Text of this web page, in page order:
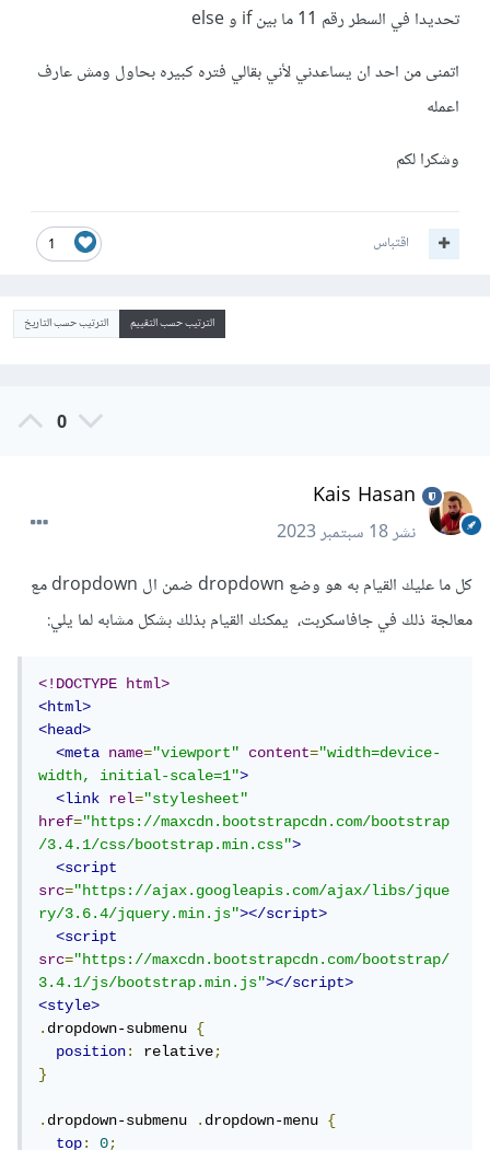
تحديدا في السطر رقم 11 ما بين if و else
اتمنى من احد ان يساعدني لأني بقالي فتره كبيره بحاول ومش عارف
اعمله
وشكرا لكم
1 اقتباس
الترتيب حسب التقييم الترتيب حسب التاريخ
0
Kais Hasan
نشر18 سبتمبر 2023
كل ما عليك القيام به هو وضع dropdown ضمن ال dropdown مع
معالجة ذلك في جافاسكربت، يمكنك القيام بذلك بشكل مشابه لما يلي:
<!DOCTYPE html>
<html>
<head>
<meta
name="viewport" content="width=device-
width, initial-scale=1">
<link
rel="stylesheet"
href="https://maxcdn.bootstrapcdn.com/bootstrap
/3.4.1/css/bootstrap.min.css">
<script
src="https://ajax.googleapis.com/ajax/libs/jque
ry/3.6.4/jquery.min.js"></script>
<script
src="https://maxcdn.bootstrapcdn.com/bootstrap/
3.4.1/js/bootstrap.min.js"></script>
<style>
.dropdown-submenu {
position: relative;
}
.dropdown-submenu .dropdown-menu {
top: 0;